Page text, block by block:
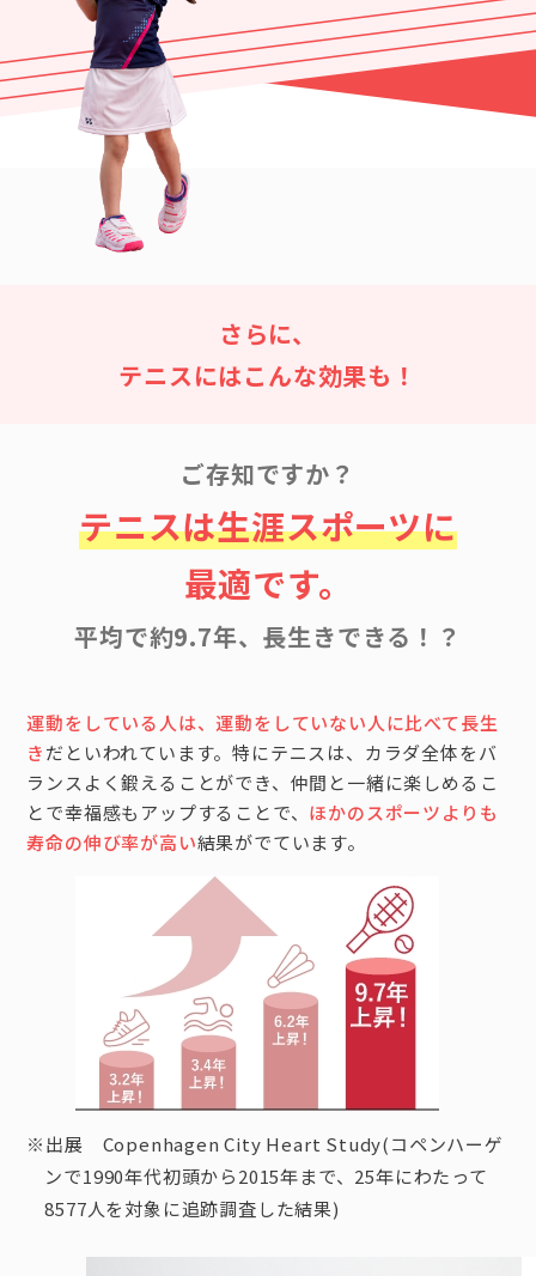
さらに、
テニスにはこんな効果も！
ご存知ですか？
テニスは生涯スポーツに
最適です。
平均で約9.7年、長生きできる！？
運動をしている人は、運動をしていない人に比べて長生
きだといわれています。特にテニスは、カラダ全体をバ
ランスよく鍛えることができ、仲間と一緒に楽しめるこ
とで幸福感もアップすることで、 ほかのスポーツよりも
寿命の伸び率が高い結果がでています。
※出展 Copenhagen City Heart Study(コペンハーゲ
ンで1990年代初頭から2015年まで、25年にわたって
8577人を対象に追跡調査した結果)